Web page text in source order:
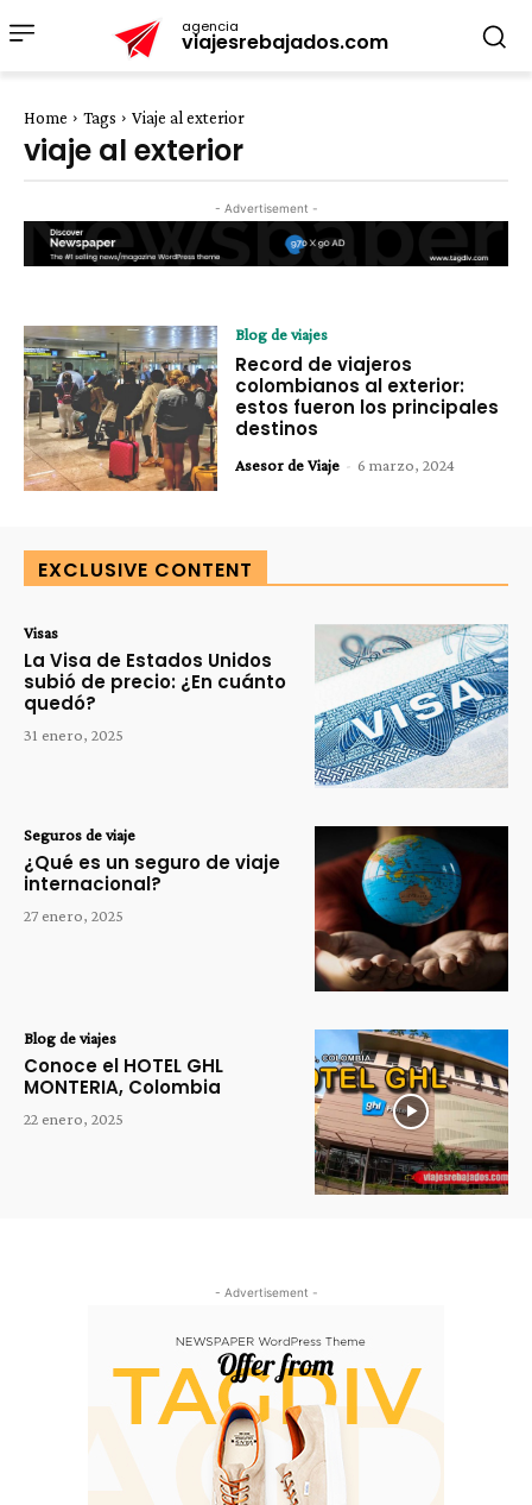
agencia
viajesrebajados.com
Home Tags Viaje al exterior
viaje al exterior
- Advertisement -
Blog de viajes
Record de viajeros
colombianos al exterior:
estos fueron los principales
destinos
Asesor de Viaje - 6 marzo, 2024
EXCLUSIVE CONTENT
Visas
La Visa de Estados Unidos
subió de precio: ¿En cuánto
quedó?
31 enero, 2025
Seguros de viaje
¿Qué es un seguro de viaje
internacional?
27 enero, 2025
Blog de viajes
Conoce el HOTEL GHL
MONTERIA, Colombia
22 enero, 2025
- Advertisement -